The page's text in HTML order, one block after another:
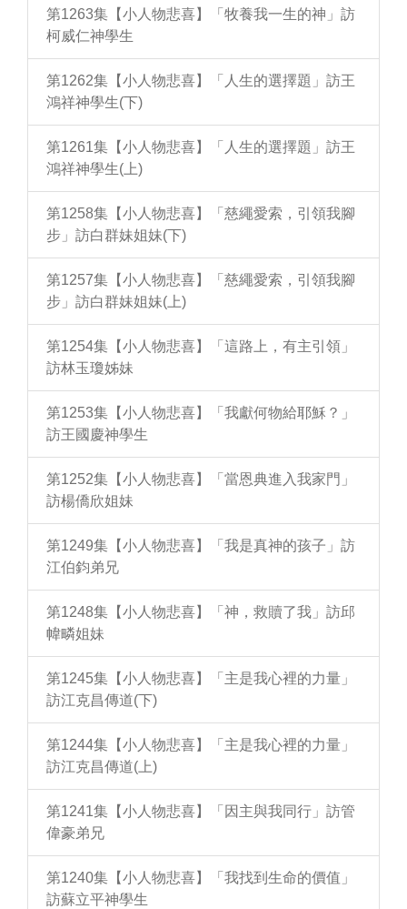
第1263集【小人物悲喜】「牧養我一生的神」訪
柯威仁神學生
第1262集【小人物悲喜】「人生的選擇題」訪王
鴻祥神學生(下)
第1261集【小人物悲喜】「人生的選擇題」訪王
鴻祥神學生(上)
第1258集【小人物悲喜】「慈繩愛索，引領我腳
步」訪白群妹姐妹(下)
第1257集【小人物悲喜】「慈繩愛索，引領我腳
步」訪白群妹姐妹(上)
第1254集【小人物悲喜】「這路上，有主引領」
訪林玉瓊姊妹
第1253集【小人物悲喜】「我獻何物給耶穌？」
訪王國慶神學生
第1252集【小人物悲喜】「當恩典進入我家門」
訪楊僑欣姐妹
第1249集【小人物悲喜】「我是真神的孩子」訪
江伯鈞弟兄
第1248集【小人物悲喜】「神，救贖了我」訪邱
幃疄姐妹
第1245集【小人物悲喜】「主是我心裡的力量」
訪江克昌傳道(下)
第1244集【小人物悲喜】「主是我心裡的力量」
訪江克昌傳道(上)
第1241集【小人物悲喜】「因主與我同行」訪管
偉豪弟兄
第1240集【小人物悲喜】「我找到生命的價值」
訪蘇立平神學生